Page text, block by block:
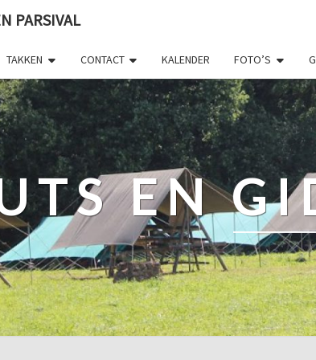
PARSIVAL
TAKKEN CONTACT KALENDER FOTO’S
EN